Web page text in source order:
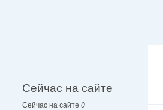
Сейчас на сайте
Сейчас на сайте 0